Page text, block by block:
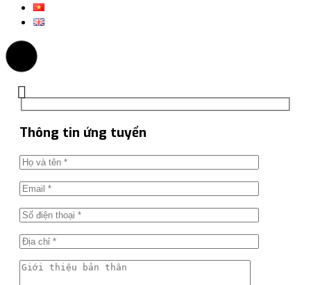
Thông tin ứng tuyển